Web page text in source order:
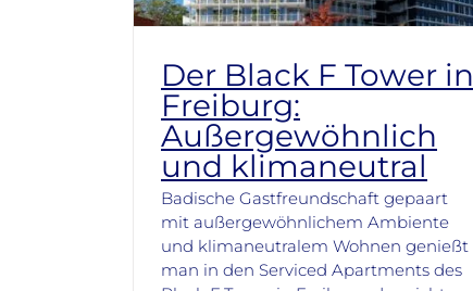
Der Black F Tower in
Freiburg:
Außergewöhnlich
und klimaneutral
Badische Gastfreundschaft gepaart
mit außergewöhnlichem Ambiente
und klimaneutralem Wohnen genießt
man in den Serviced Apartments des